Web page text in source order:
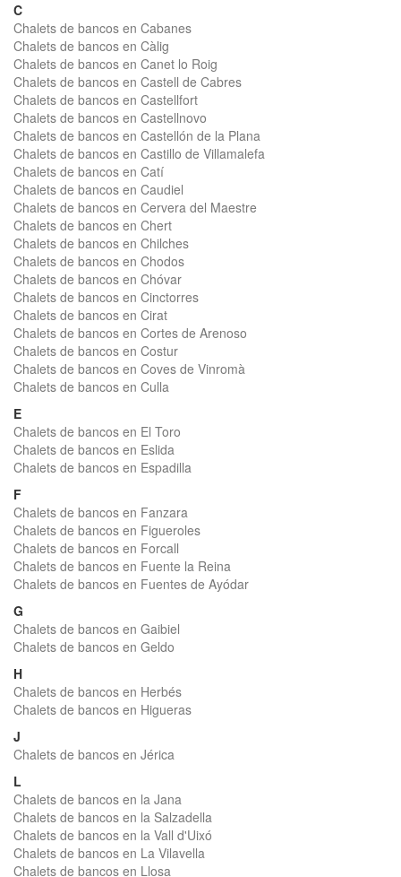
C
Chalets de bancos en Cabanes
Chalets de bancos en Càlig
Chalets de bancos en Canet lo Roig
Chalets de bancos en Castell de Cabres
Chalets de bancos en Castellfort
Chalets de bancos en Castellnovo
Chalets de bancos en Castellón de la Plana
Chalets de bancos en Castillo de Villamalefa
Chalets de bancos en Catí
Chalets de bancos en Caudiel
Chalets de bancos en Cervera del Maestre
Chalets de bancos en Chert
Chalets de bancos en Chilches
Chalets de bancos en Chodos
Chalets de bancos en Chóvar
Chalets de bancos en Cinctorres
Chalets de bancos en Cirat
Chalets de bancos en Cortes de Arenoso
Chalets de bancos en Costur
Chalets de bancos en Coves de Vinromà
Chalets de bancos en Culla
E
Chalets de bancos en El Toro
Chalets de bancos en Eslida
Chalets de bancos en Espadilla
F
Chalets de bancos en Fanzara
Chalets de bancos en Figueroles
Chalets de bancos en Forcall
Chalets de bancos en Fuente la Reina
Chalets de bancos en Fuentes de Ayódar
G
Chalets de bancos en Gaibiel
Chalets de bancos en Geldo
H
Chalets de bancos en Herbés
Chalets de bancos en Higueras
J
Chalets de bancos en Jérica
L
Chalets de bancos en la Jana
Chalets de bancos en la Salzadella
Chalets de bancos en la Vall d'Uixó
Chalets de bancos en La Vilavella
Chalets de bancos en Llosa